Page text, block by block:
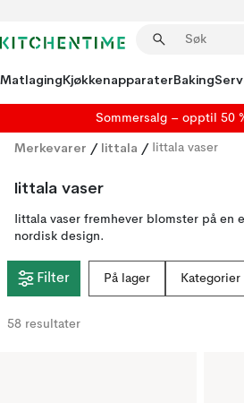
MatlagingKjøkkenapparaterBaking
Sommersalg – opptil 50
Merkevarer / Iittala / Iittala vaser
Iittala vaser
Iittala vaser fremhever blomster på en
nordisk design.
Filter På lager Kategorier
58 resultater